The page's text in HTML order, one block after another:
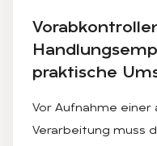
prak­ti­sche
Vor Aufnahme
Verarbeitung muss